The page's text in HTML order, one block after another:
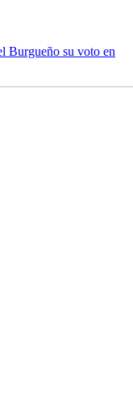
Burgueño su voto en